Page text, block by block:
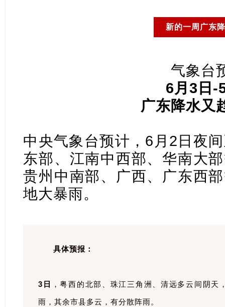
新的一周广东
气象台
6月3日
广东降水又
中央气象台预计，6月2日夜
东部、江南中西部、华南大
贵州中南部、广西、广东西
地大暴雨。
具体预报：
3日 ，粤西的北部、珠江三角洲、清远多云间阴
雨，其余市县多云，有分散阵雨。